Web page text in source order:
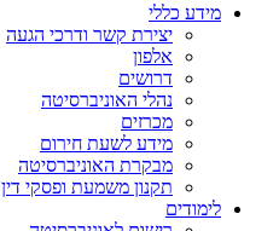
מידע כללי
יצירת קשר ודרכי הגעה
אלפון
דרושים
נהלי האוניברסיטה
מכרזים
מידע לשעת חירום
מבקרת האוניברסיטה
תקנון משמעת ופסקי דין
לימודים